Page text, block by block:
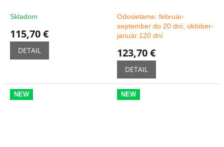
Skladom
115,70 €
DETAIL
výberu farby
Odosielame: február-
september do 20 dní, október-
január 120 dní
123,70 €
DETAIL
NEW NEW